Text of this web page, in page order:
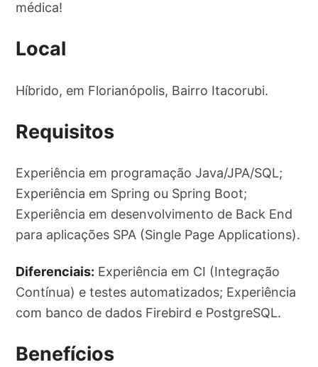
médica!
Local
Híbrido, em Florianópolis, Bairro Itacorubi.
Requisitos
Experiência em programação Java/JPA/SQL;
Experiência em Spring ou Spring Boot;
Experiência em desenvolvimento de Back End
para aplicações SPA (Single Page Applications).
Diferenciais: Experiência em CI (Integração
Contínua) e testes automatizados; Experiência
com banco de dados Firebird e PostgreSQL.
Benefícios